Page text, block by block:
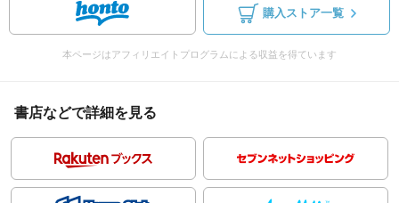
購入ストア一覧
本ページはアフィリエイトプログラムによる収益を得ています
書店などで詳細を見る